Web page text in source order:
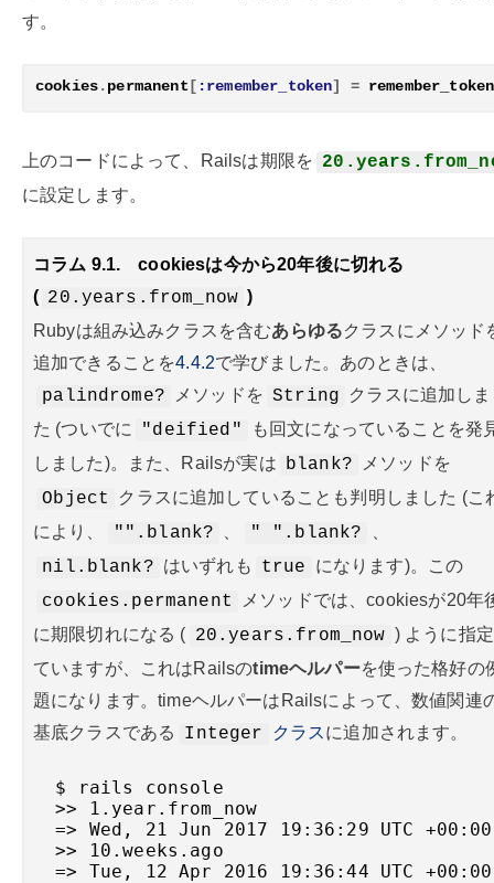
す。
cookies.permanent[ :remember_token] = remember_token
上のコードによって、Railsは期限を
に設定します。
コラム 9.1.
cookiesは今から20年後に切れる
( 20.years.from_now )
Rubyは組み込みクラスを含むあらゆるクラスにメソッド
追加できることを4.4.2で学びました。あのときは、
palindrome? メソッドを String
クラスに追加し
た (ついでに
"deified"
も回文になっていることを発
しました)。また、Railsが実は blank? メソッドを
Object
クラスに追加していることも判明しました (こ
により、
"".blank? " ".blank?
nil.blank? はいずれも true になります)。この
cookies.permanent
メソッドでは、cookiesが20年
に期限切れになる ( 20.years.from_now ) ように指
ていますが、これはRailsのtimeヘルパーを使った格好の
題になります。timeヘルパーはRailsによって、数値関連
基底クラスである
Integer クラスに追加されます。
  $ rails console
  >> 1.year.from_now
  => Wed, 21 Jun 2017 19:36:29 UTC +00:00
  >> 10.weeks.ago
  => Tue, 12 Apr 2016 19:36:44 UTC +00:00